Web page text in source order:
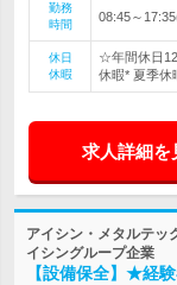
勤務
時間
08:45～
休日
休暇
☆年間休日
休暇* 夏季
求人詳細を
アイシン・メタルテッ
イシングループ企業
【設備保全】★経